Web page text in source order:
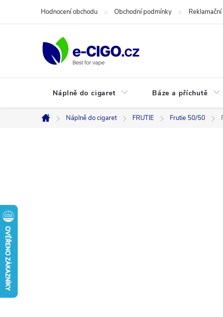
Hodnocení obchodu Obchodní podmínky
Náplně do cigaret Báze a příchutě
Domů
Náplně do cigaret FRUTIE Frutie 50/50